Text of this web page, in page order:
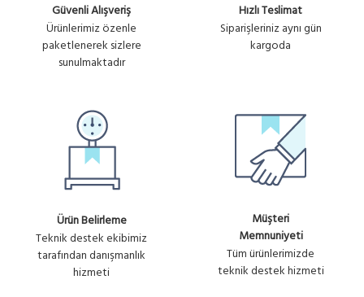
Güvenli Alışveriş
Ürünlerimiz özenle
paketlenerek sizlere
sunulmaktadır
Hızlı Teslimat
Siparişleriniz aynı gün
kargoda
Ürün Belirleme
Teknik destek ekibimiz
tarafından danışmanlık
hizmeti
Müşteri
Memnuniyeti
Tüm ürünlerimizde
teknik destek hizmeti